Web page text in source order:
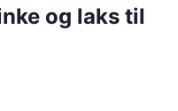
og laks til